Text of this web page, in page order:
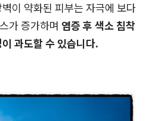
이 약화된 피부는 자극에 보다
가 증가하며 염증 후 색소 침착
과도할 수 있습니다.